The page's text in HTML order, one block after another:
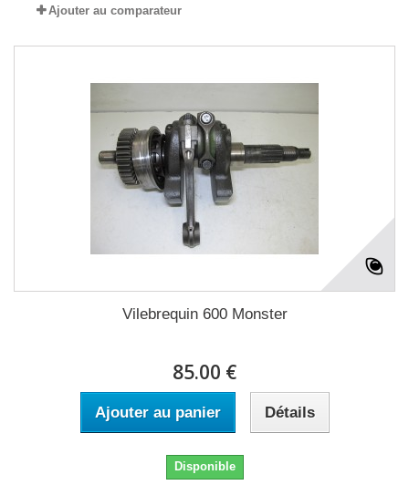
Ajouter au comparateur
Vilebrequin 600 Monster
85.00 €
Ajouter au panier Détails
Disponible